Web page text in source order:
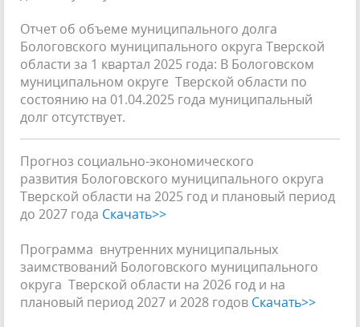
Отчет об объеме муниципального долга
Бологовского муниципального округа Тверской
области за 1 квартал 2025 года: В Бологовском
муниципальном округе Тверской области по
состоянию на 01.04.2025 года муниципальный
долг отсутствует.
Прогноз социально-экономического
развития Бологовского муниципального округа
Тверской области на 2025 год и плановый период
до 2027 года Скачать>>
Программа внутренних муниципальных
заимствований Бологовского муниципального
округа Тверской области на 2026 год и на
плановый период 2027 и 2028 годов Скачать>>